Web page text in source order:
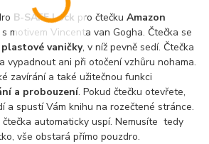
B-SAFE Lock pro čtečkuAmazon
s motivem Vincenta van Gogha. Čtečka se
plastové vaničky, v níž pevně sedí. Čtečka
vypadnout ani při otočení vzhůru nohama.
zavírání a také užitečnou funkci
a probouzení. Pokud čtečku otevřete,
a spustí Vám knihu na rozečtené stránce.
automaticky uspí. Nemusíte tedy
vše obstará přímo pouzdro.